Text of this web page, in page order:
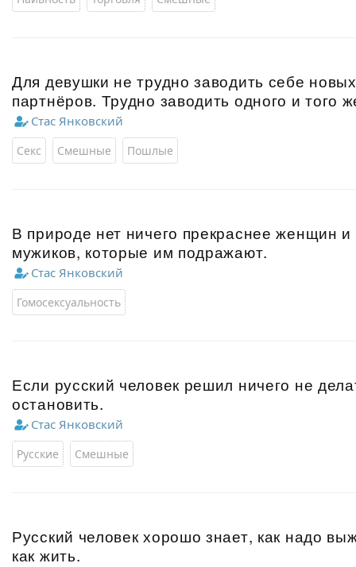
Для девушки не трудно заводить себе
партнёров. Трудно заводить одного и того
Стас Янковский
Секс Смешные Пошлые
В природе нет ничего прекраснее женщин и
мужиков, которые им подражают.
Стас Янковский
Гомосексуальность
Если русский человек решил ничего не
остановить.
Стас Янковский
Русские Смешные
Русский человек хорошо знает, как надо
как жить.